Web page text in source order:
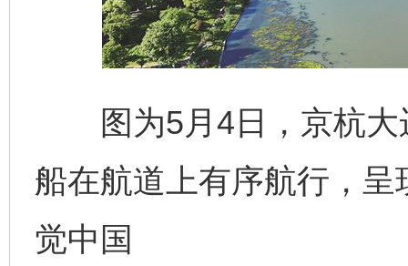
图为5月4日，京杭大
船在航道上有序航行，
觉中国